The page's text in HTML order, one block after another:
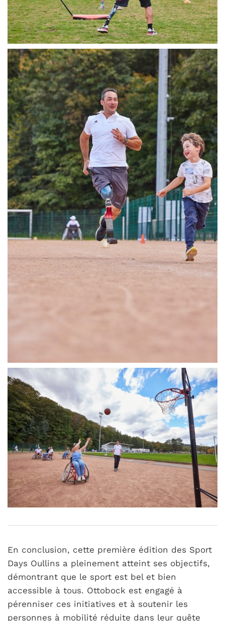
En conclusion, cette première édition des Sport
Days Oullins a pleinement atteint ses objectifs,
démontrant que le sport est bel et bien
accessible à tous. Ottobock est engagé à
pérenniser ces initiatives et à soutenir les
personnes à mobilité réduite dans leur quête